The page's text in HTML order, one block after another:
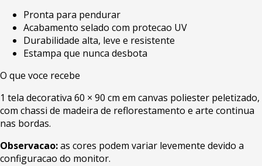
Pronta para pendurar
Acabamento selado com protecao UV
Durabilidade alta, leve e resistente
Estampa que nunca desbota
O que voce recebe
1 tela decorativa 60 × 90 cm em canvas poliester peletizado,
com chassi de madeira de reflorestamento e arte continua
nas bordas.
Observacao:as cores podem variar levemente devido a
configuracao do monitor.